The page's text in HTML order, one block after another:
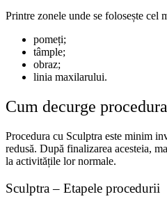
Printre zonele unde se folosește cel
pomeți;
tâmple;
obraz;
linia maxilarului.
Cum decurge
Procedura cu Sculptra este minim
redusă. După finalizarea acesteia,
la activitățile lor normale.
Sculptra – Etapele procedurii